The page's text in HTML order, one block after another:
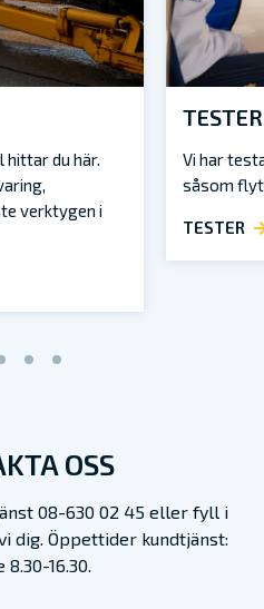
hittar du här.
verktygen i
TESTER
Vi har
såsom
TESTER
OSS
08-630 02 45 eller fyll i
dig. Öppettider kundtjänst:
16.30.